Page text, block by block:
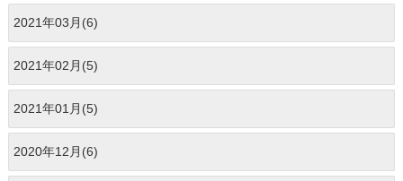
2021年03月(6)
2021年02月(5)
2021年01月(5)
2020年12月(6)